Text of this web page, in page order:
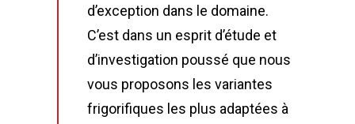
d’exception dans le domaine.
C’est dans un esprit d’étude et
d’investigation poussé que nous
vous proposons les variantes
frigorifiques les plus adaptées à